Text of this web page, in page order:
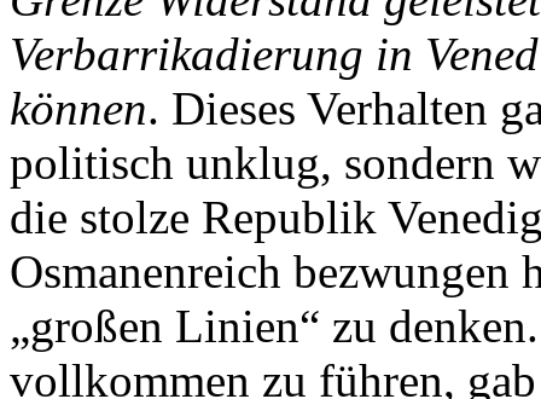
Verbarrikadierung in
können. Dieses Verhalten
politisch unklug, sondern
die stolze Republik
Osmanenreich
„großen Linien“ zu
vollkommen zu führen,